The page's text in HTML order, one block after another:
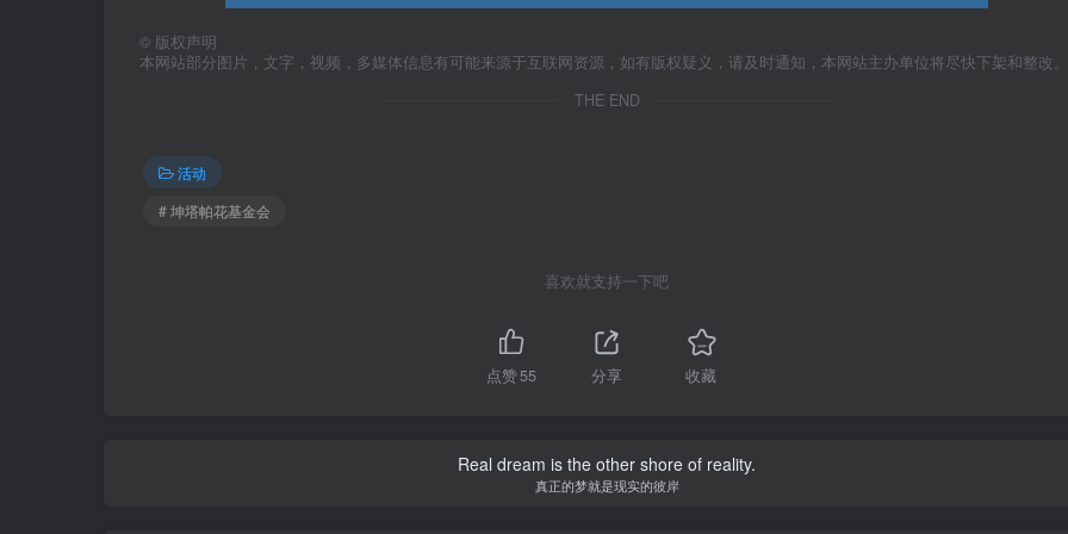
© 版权声明
本网站部分图片，文字，视频，多媒体信息有可能来源于互联网资源，如有版权疑义，请及时通知，本网站主办单位将尽快下架和整改。
THE END
活动
# 坤塔帕花基金会
喜欢就支持一下吧
点赞55 分享 收藏
Real dream is the other shore of reality.
真正的梦就是现实的彼岸